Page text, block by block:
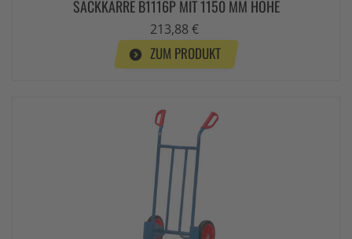
SACKKARRE B1116P MIT 1150 MM HÖHE
213,88 €
ZUM PRODUKT